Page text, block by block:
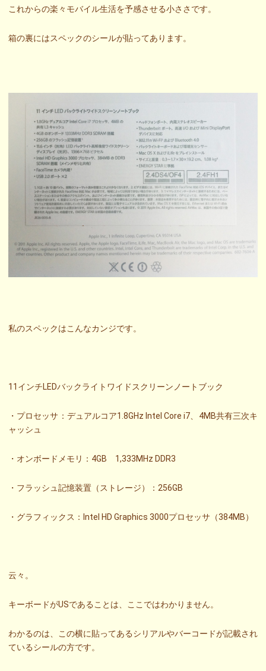
これからの楽々モバイル生活を予感させる小ささです。
箱の裏にはスペックのシールが貼ってあります。
私のスペックはこんなカンジです。
11インチLEDバックライトワイドスクリーンノートブック
・プロセッサ：デュアルコア1.8GHz Intel Core i7、4MB共有三次キ
ャッシュ
・オンボードメモリ：4GB 1,333MHz DDR3
・フラッシュ記憶装置（ストレージ）：256GB
・グラフィックス：Intel HD Graphics 3000プロセッサ（384MB）
云々。
キーボードがUSであることは、ここではわかりません。
わかるのは、この横に貼ってあるシリアルやバーコードが記載され
ているシールの方です。